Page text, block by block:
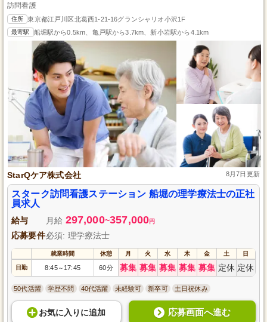
訪問看護
住所 東京都江戸川区北葛西1-21-16グランシャリオ小沢1F
最寄駅 船堀駅から0.5km、亀戸駅から3.7km、新小岩駅から4.1km
StarQケア株式会社 8月7日更新
スターク訪問看護ステーション 船堀の理学療法士の正社
員求人
給与 月給 297,000~357,000円
応募要件必須: 理学療法士
就業時間 休憩 月 火 水 木 金 土 日
日勤 8:45～ 17:45 60分 募集 募集 募集 募集 募集 定休 定休
50代活躍 学歴不問 40代活躍 未経験可 新卒可 土日祝休み
お気に入り に追加 応募画面へ進む